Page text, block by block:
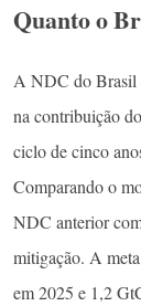
Quanto o
A NDC do Brasil
na contribuição
ciclo de cinco
Comparando o
NDC anterior
mitigação. A
em 2025 e 1,2